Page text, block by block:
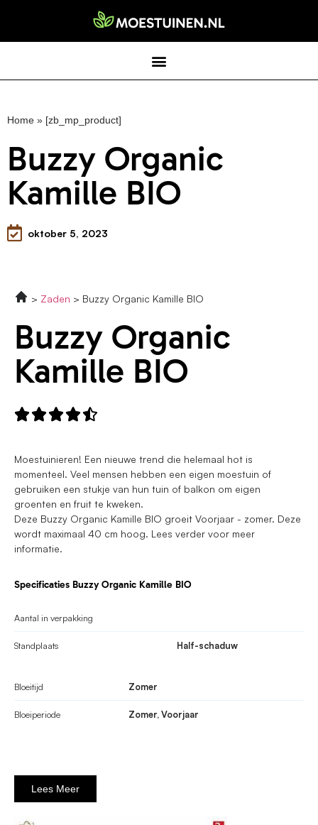
Home » [zb_mp_product]
Buzzy Organic
Kamille BIO
oktober 5, 2023
Zaden Buzzy Organic Kamille BIO
Buzzy Organic
Kamille BIO

Moestuinieren! Een nieuwe trend die helemaal hot is
momenteel. Veel mensen hebben een eigen moestuin of
gebruiken een stukje van hun tuin of balkon om eigen
groenten en fruit te kweken.
Deze Buzzy Organic Kamille BIO groeit Voorjaar - zomer. Deze
wordt maximaal 40 cm hoog. Lees verder voor meer
informatie.
Specificaties Buzzy Organic Kamille BIO
Aantal in verpakking
Standplaats Half-schaduw
Bloeitijd Zomer
Bloeiperiode Zomer, Voorjaar
Lees Meer